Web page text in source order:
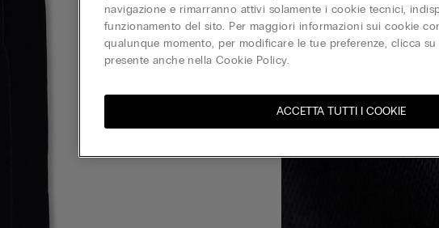
navigazione e rimarranno attivi solamente i cookie tecnici,
funzionamento del sito. Per maggiori informazioni sui cookie
qualunque momento, per modificare le tue preferenze, clicca su
presente anche nella Cookie Policy.
ACCETTA TUTTI I COOKIE